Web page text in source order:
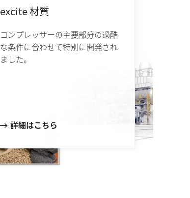
excite 材質
コンプレッサーの主要部分の過酷
な条件に合わせて特別に開発され
ました。
詳細はこちら